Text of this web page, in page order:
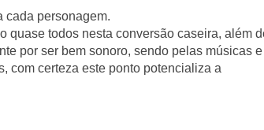
cada personagem.
quase todos nesta conversão caseira, além
por ser bem sonoro, sendo pelas músicas
com certeza este ponto potencializa a